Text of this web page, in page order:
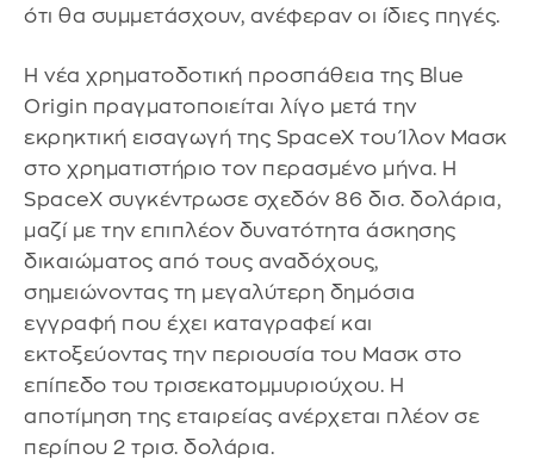
ότι θα συμμετάσχουν, ανέφεραν οι ίδιες πηγές.
Η νέα χρηματοδοτική προσπάθεια της Blue
Origin πραγματοποιείται λίγο μετά την
εκρηκτική εισαγωγή της SpaceX του Ίλον Μασκ
στο χρηματιστήριο τον περασμένο μήνα. Η
SpaceX συγκέντρωσε σχεδόν 86 δισ. δολάρια,
μαζί με την επιπλέον δυνατότητα άσκησης
δικαιώματος από τους αναδόχους,
σημειώνοντας τη μεγαλύτερη δημόσια
εγγραφή που έχει καταγραφεί και
εκτοξεύοντας την περιουσία του Μασκ στο
επίπεδο του τρισεκατομμυριούχου. Η
αποτίμηση της εταιρείας ανέρχεται πλέον σε
περίπου 2 τρισ. δολάρια.